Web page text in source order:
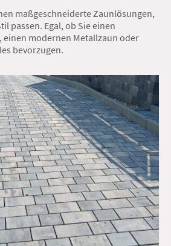
maßgeschneiderte Zaunlösungen,
passen. Egal, ob Sie einen
einen modernen Metallzaun oder
bevorzugen.